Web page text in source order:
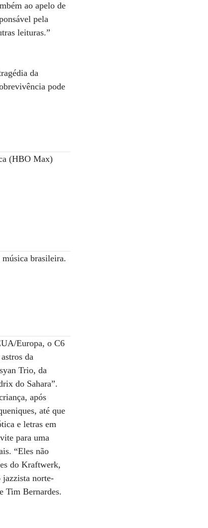
ao apelo de
pela
leituras.”
da
pode
(HBO Max)
brasileira.
Europa, o C6
da
Trio, da
do Sahara”.
após
até que
e letras em
para uma
“Eles não
do Kraftwerk,
norte-
Tim Bernardes.